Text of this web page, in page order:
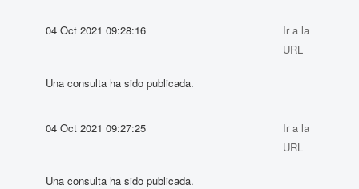
04 Oct 2021 09:28:16
Ir a la
URL
Una consulta ha sido publicada.
04 Oct 2021 09:27:25
Ir a la
URL
Una consulta ha sido publicada.